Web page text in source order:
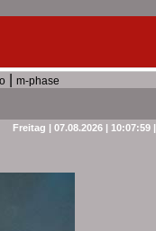
| m-phase
Freitag | 07.08.2026 | 10:07:59 |